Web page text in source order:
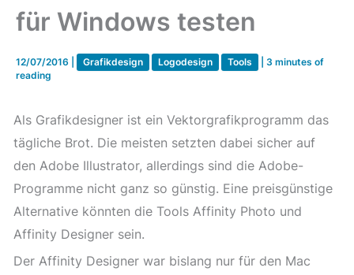
für Windows testen
12/07/2016 Grafikdesign Logodesign Tools
3 minutes of
reading
Als Grafikdesigner ist ein Vektorgrafikprogramm das
tägliche Brot. Die meisten setzten dabei sicher auf
den Adobe Illustrator, allerdings sind die Adobe-
Programme nicht ganz so günstig. Eine preisgünstige
Alternative könnten die Tools Affinity Photo und
Affinity Designer sein.
Der Affinity Designer war bislang nur für den Mac